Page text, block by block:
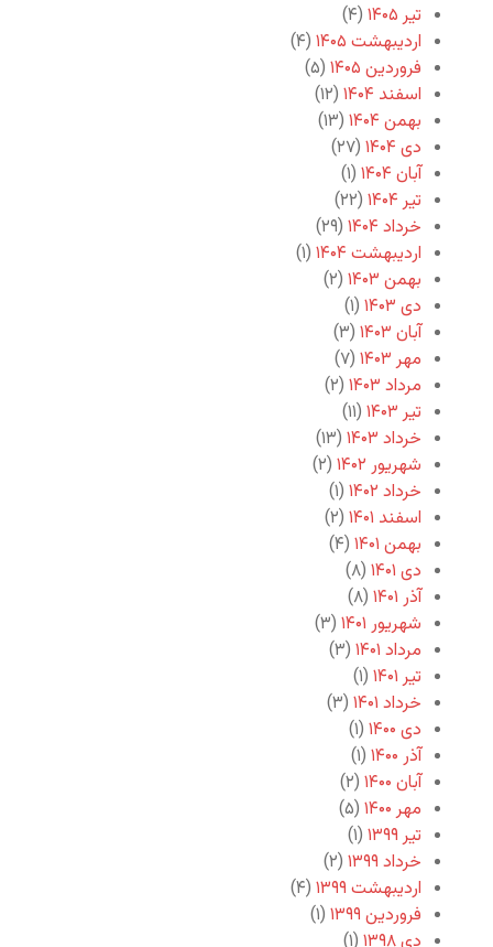
تیر ۱۴۰۵
(۴)
اردیبهشت ۱۴۰۵
(۴)
فروردین ۱۴۰۵
(۵)
اسفند ۱۴۰۴
(۱۲)
بهمن ۱۴۰۴
(۱۳)
دی ۱۴۰۴
(۲۷)
آبان ۱۴۰۴
(۱)
تیر ۱۴۰۴
(۲۲)
خرداد ۱۴۰۴
(۲۹)
اردیبهشت ۱۴۰۴
(۱)
بهمن ۱۴۰۳
(۲)
دی ۱۴۰۳
(۱)
آبان ۱۴۰۳
(۳)
مهر ۱۴۰۳
(۷)
مرداد ۱۴۰۳
(۲)
تیر ۱۴۰۳
(۱۱)
خرداد ۱۴۰۳
(۱۳)
شهریور ۱۴۰۲
(۲)
خرداد ۱۴۰۲
(۱)
اسفند ۱۴۰۱
(۲)
بهمن ۱۴۰۱
(۴)
دی ۱۴۰۱
(۸)
آذر ۱۴۰۱
(۸)
شهریور ۱۴۰۱
(۳)
مرداد ۱۴۰۱
(۳)
تیر ۱۴۰۱
(۱)
خرداد ۱۴۰۱
(۳)
دی ۱۴۰۰
(۱)
آذر ۱۴۰۰
(۱)
آبان ۱۴۰۰
(۲)
مهر ۱۴۰۰
(۵)
تیر ۱۳۹۹
(۱)
خرداد ۱۳۹۹
(۲)
اردیبهشت ۱۳۹۹
(۴)
فروردین ۱۳۹۹
(۱)